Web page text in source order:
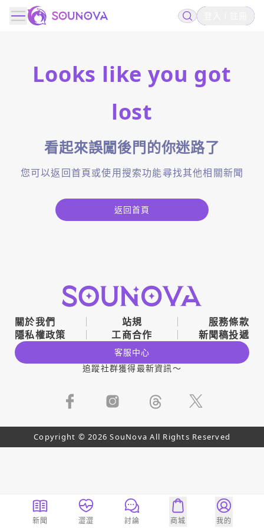
Looks like you got
lost
看起來誤闖後門的你迷路了
您可以返回首頁或使用搜索功能尋找其他相關新聞
返回首頁
關於我們 站規
服務條款
隱私權政策
工商合作 新聞稿投遞
客服中心
追蹤社群獲得最新資訊～
Copyright © 2026 SouNova All Rights Reserved
新聞 澀澀 討論 商城 我的